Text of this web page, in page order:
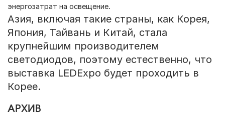
энергозатрат на освещение.
Азия, включая такие страны, как Корея,
Япония, Тайвань и Китай, стала
крупнейшим производителем
светодиодов, поэтому естественно, что
выставка LEDExpo будет проходить в
Корее.
АРХИВ